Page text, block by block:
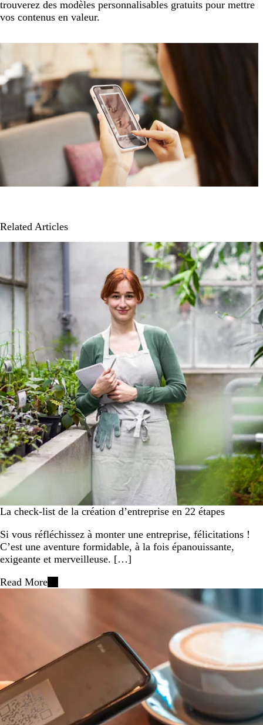
trouverez des modèles personnalisables gratuits pour mettre
vos contenus en valeur.
Related Articles
La check-list de la création d’entreprise en 22 étapes
Si vous réfléchissez à monter une entreprise, félicitations !
C’est une aventure formidable, à la fois épanouissante,
exigeante et merveilleuse. […]
Read More